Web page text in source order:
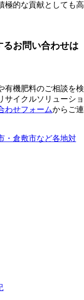
極的な貢献としても高
るお問い合わせは
有機肥料のご相談を検
サイクルソリューショ
わせフォームからご連
・倉敷市など各地対